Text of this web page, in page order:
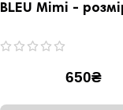
BLEU Mimi -
650₴